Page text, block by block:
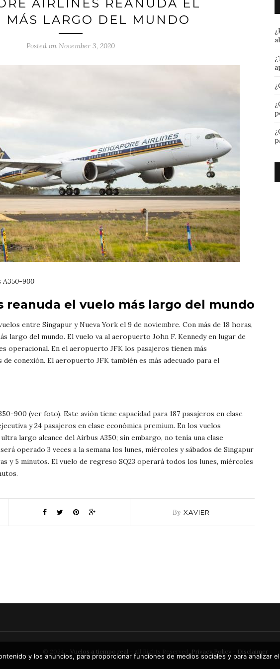
AIRLINES REANUDA EL
MÁS LARGO DEL MUNDO
Posted on November 3, 2020
A350-900
reanuda el vuelo más largo del mundo
entre Singapur y Nueva York el 9 de noviembre. Con más de 18 horas,
largo del mundo. El vuelo va al aeropuerto John F. Kennedy en lugar de
operacional. En el aeropuerto JFK los pasajeros tienen más
conexión. El aeropuerto JFK también es más adecuado para el
900 (ver foto). Este avión tiene capacidad para 187 pasajeros en clase
y 24 pasajeros en clase económica premium. En los vuelos
largo alcance del Airbus A350; sin embargo, no tenía una clase
operado 3 veces a la semana los lunes, miércoles y sábados de Singapur
y 5 minutos. El vuelo de regreso SQ23 operará todos los lunes, miércoles
By XAVIER
Vuelos a tiempo real Privacy Policy- Disclaimer
y los anuncios, para proporcionar funciones de medios sociales y para analizar